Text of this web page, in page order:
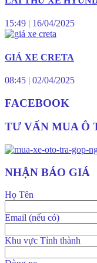
15:49 | 16/04/2025
GIÁ XE CRETA
08:45 | 02/04/2025
FACEBOOK
TƯ VẤN MUA Ô
NHẬN BÁO GIÁ
Họ Tên
Email (nếu có)
Khu vực Tỉnh thành